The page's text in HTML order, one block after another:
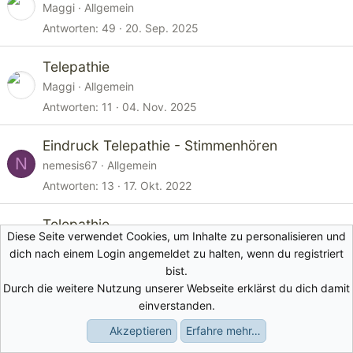
Maggi
Allgemein
Antworten 49 20. Sep. 2025
Telepathie
Maggi
Allgemein
Antworten 11 04. Nov. 2025
N
Eindruck Telepathie - Stimmenhören
nemesis67
Allgemein
Antworten 13 17. Okt. 2022
S
Telepathie
struppi
Allgemein
06. Jan. 2022
🌱 Psychose verstehen heißt Wurzeln erfassen
– Über Frühzeichen, Auslöser und
Frühintervention
Anmelden Registrieren
Diese Seite verwendet Cookies, um Inhalte zu personalisieren und
dich nach einem Login angemeldet zu halten, wenn du registriert
bist.
Durch die weitere Nutzung unserer Webseite erklärst du dich damit
einverstanden.
Akzeptieren
Erfahre mehr…